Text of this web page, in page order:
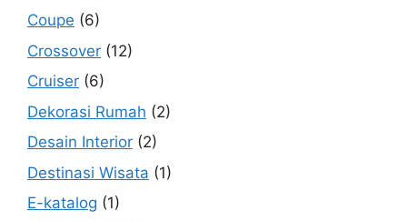
Coupe (6)
Crossover (12)
Cruiser (6)
Dekorasi Rumah (2)
Desain Interior (2)
Destinasi Wisata (1)
E-katalog (1)